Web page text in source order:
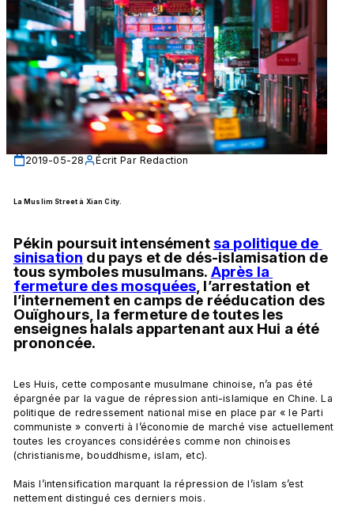
2019-05-28 Écrit Par Redaction
La Muslim Street à Xian City.
Pékin poursuit intensément sa politique de
sinisation du pays et de dés-islamisation de
tous symboles musulmans. Après la
fermeture des mosquées, l’arrestation et
l’internement en camps de rééducation des
Ouïghours, la fermeture de toutes les
enseignes halals appartenant aux Hui a été
prononcée.
Les Huis, cette composante musulmane chinoise, n’a pas été
épargnée par la vague de répression anti-islamique en Chine. La
politique de redressement national mise en place par « le Parti
communiste » converti à l’économie de marché vise actuellement
toutes les croyances considérées comme non chinoises
(christianisme, bouddhisme, islam, etc).
Mais l’intensification marquant la répression de l’islam s’est
nettement distingué ces derniers mois.